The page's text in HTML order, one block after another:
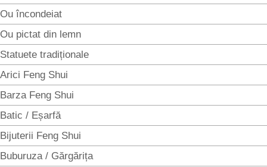
Ou încondeiat
Ou pictat din lemn
Statuete tradiționale
Arici Feng Shui
Barza Feng Shui
Batic / Eșarfă
Bijuterii Feng Shui
Buburuza / Gărgărița